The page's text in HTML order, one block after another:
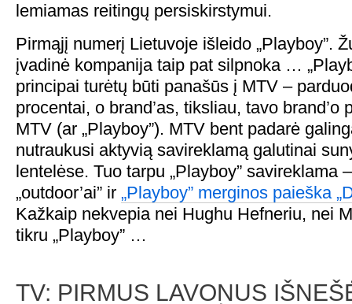
lemiamas reitingų persiskirstymui.
Pirmąjį numerį Lietuvoje išleido „Playboy”.
įvadinė kompanija taip pat silpnoka …
principai turėtų būti panašūs į MTV –
procentai, o brand’as, tiksliau, tavo brand’o
MTV (ar „Playboy”). MTV bent padarė
nutraukusi aktyvią savireklamą galutinai
lentelėse. Tuo tarpu „Playboy” savireklama
„outdoor’ai” ir „Playboy” merginos paieška
Kažkaip nekvepia nei Hughu Hefneriu, nei
tikru „Playboy” …
TV: PIRMUS LAVONUS